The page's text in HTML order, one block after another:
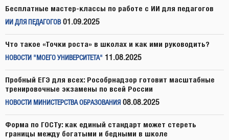
Бесплатные мастер-классы по работе с ИИ для педагогов
ИИ ДЛЯ ПЕДАГОГОВ 01.09.2025
Что такое «Точки роста» в школах и как ими руководить?
НОВОСТИ "МОЕГО УНИВЕРСИТЕТА" 11.08.2025
Пробный ЕГЭ для всех: Рособрнадзор готовит масштабные
тренировочные экзамены по всей России
НОВОСТИ МИНИСТЕРСТВА ОБРАЗОВАНИЯ 08.08.2025
Форма по ГОСТу: как единый стандарт может стереть
границы между богатыми и бедными в школе